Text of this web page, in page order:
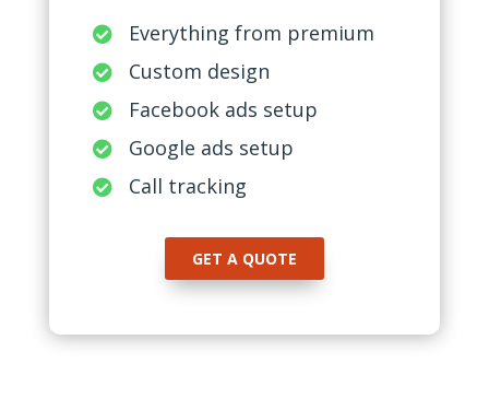
 Everything from premium
 Custom design
 Facebook ads setup
 Google ads setup
 Call tracking
GET A QUOTE